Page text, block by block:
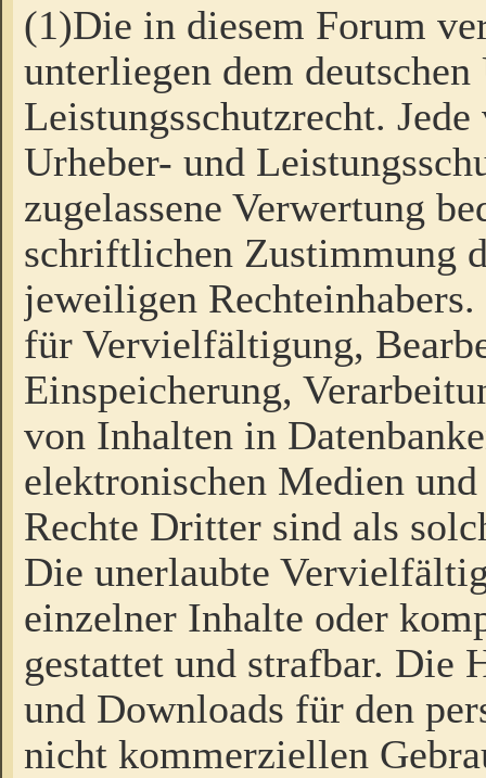
(1)Die in diesem Forum
unterliegen dem
Leistungsschutzrecht.
Urheber- und
zugelassene Verwertung
schriftlichen Zustimmung
jeweiligen
für Vervielfältigung,
Einspeicherung,
von Inhalten in
elektronischen Medien
Rechte Dritter sind als
Die unerlaubte
einzelner Inhalte oder
gestattet und strafbar. Die
und Downloads für den
nicht kommerziellen